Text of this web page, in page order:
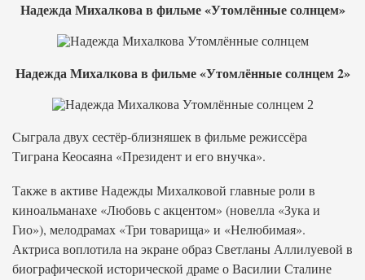
Надежда Михалкова в фильме «Утомлённые солнцем»
Надежда Михалкова в фильме «Утомлённые солнцем 2»
Сыграла двух сестёр-близняшек в фильме режиссёра
Тиграна Кеосаяна «Президент и его внучка».
Также в активе Надежды Михалковой главные роли в
киноальманахе «Любовь с акцентом» (новелла «Зука и
Гио»), мелодрамах «Три товарища» и «Нелюбимая».
Актриса воплотила на экране образ Светланы Аллилуевой в
биографической исторической драме о Василии Сталине